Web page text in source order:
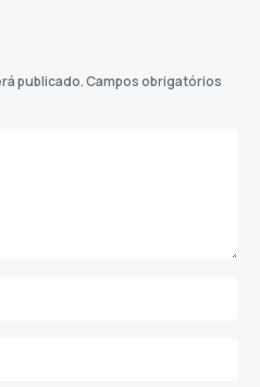
publicado.Campos obrigatórios